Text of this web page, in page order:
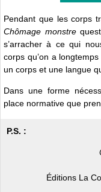
Pendant que les corps
Chômage monstre
s’arracher à ce qui
corps qu’on a
un corps et une langue
Dans une forme
place normative que
P.S. :
Éditions La